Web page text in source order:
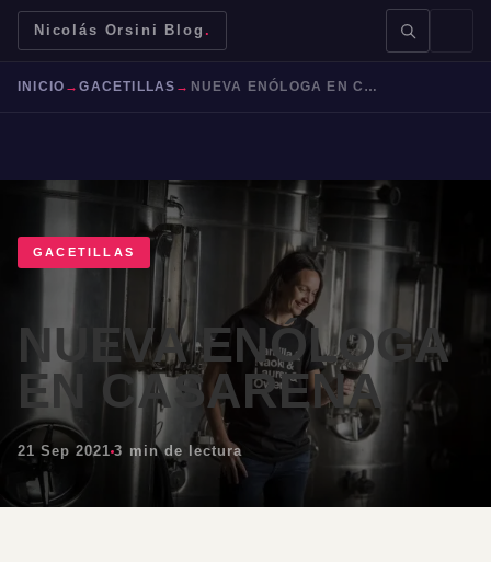
Nicolás Orsini Blog .
Mendoza Malbec Bodegas Jujuy
INICIO →GACETILLAS → NUEVA ENÓLOGA EN CASARENA
GACETILLAS
NUEVA ENÓLOGA
EN CASARENA
21 Sep 2021 3 min de lectura